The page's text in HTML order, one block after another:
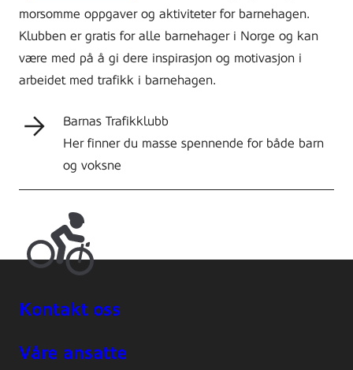
morsomme oppgaver og aktiviteter for barnehagen.
Klubben er gratis for alle barnehager i Norge og kan
være med på å gi dere inspirasjon og motivasjon i
arbeidet med trafikk i barnehagen.
Barnas Trafikklubb
Her finner du masse spennende for både barn
og voksne
Kontakt oss
Våre ansatte